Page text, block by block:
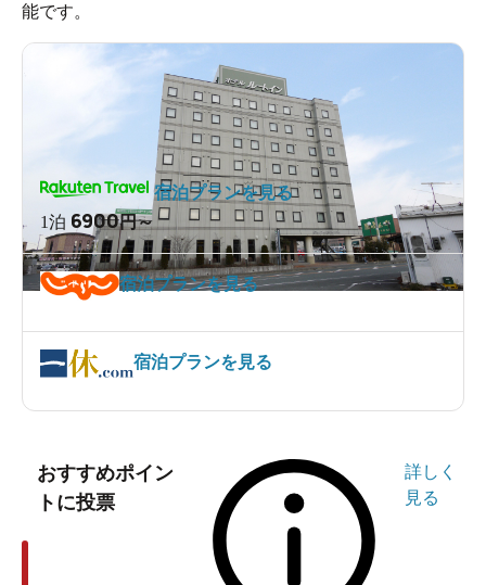
能です。
1泊 6900円～
宿泊プランを見る
宿泊プランを見る
宿泊プランを見る
おすすめポイン
トに投票
詳しく
見る